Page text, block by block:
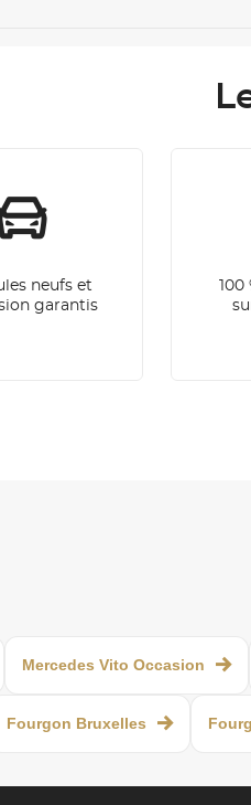
neufs et
garantis
100
Mercedes Vito Occasion
Fourgon Bruxelles